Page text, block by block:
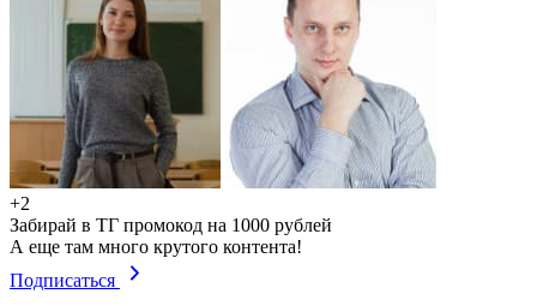
+2
Забирай в ТГ промокод на 1000 рублей
А еще там много крутого контента!
Подписаться